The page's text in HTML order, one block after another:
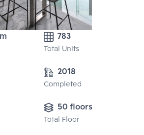
783
Total Units
2018
Completed
50 floors
Total Floor